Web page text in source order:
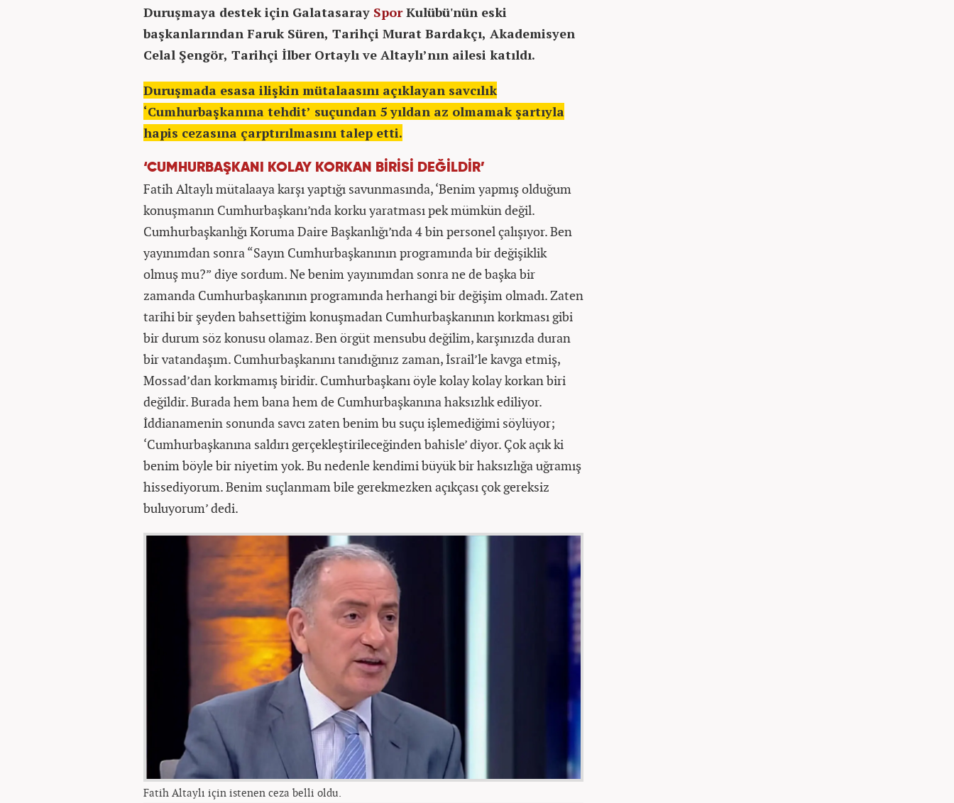
Duruşmaya destek için Galatasaray SporKulübü'nün eski
başkanlarından Faruk Süren, Tarihçi Murat Bardakçı, Akademisyen
Celal Şengör, Tarihçi İlber Ortaylı ve Altaylı’nın ailesi katıldı.
Duruşmada esasa ilişkin mütalaasını açıklayan savcılık
‘Cumhurbaşkanına tehdit’ suçundan 5 yıldan az olmamak şartıyla
hapis cezasına çarptırılmasını talep etti.
‘CUMHURBAŞKANI KOLAY KORKAN BİRİSİ DEĞİLDİR’
Fatih Altaylı mütalaaya karşı yaptığı savunmasında, ‘Benim yapmış olduğum
konuşmanın Cumhurbaşkanı’nda korku yaratması pek mümkün değil.
Cumhurbaşkanlığı Koruma Daire Başkanlığı’nda 4 bin personel çalışıyor. Ben
yayınımdan sonra “Sayın Cumhurbaşkanının programında bir değişiklik
olmuş mu?” diye sordum. Ne benim yayınımdan sonra ne de başka bir
zamanda Cumhurbaşkanının programında herhangi bir değişim olmadı. Zaten
tarihi bir şeyden bahsettiğim konuşmadan Cumhurbaşkanının korkması gibi
bir durum söz konusu olamaz. Ben örgüt mensubu değilim, karşınızda duran
bir vatandaşım. Cumhurbaşkanını tanıdığınız zaman, İsrail’le kavga etmiş,
Mossad’dan korkmamış biridir. Cumhurbaşkanı öyle kolay kolay korkan biri
değildir. Burada hem bana hem de Cumhurbaşkanına haksızlık ediliyor.
İddianamenin sonunda savcı zaten benim bu suçu işlemediğimi söylüyor;
‘Cumhurbaşkanına saldırı gerçekleştirileceğinden bahisle’ diyor. Çok açık ki
benim böyle bir niyetim yok. Bu nedenle kendimi büyük bir haksızlığa uğramış
hissediyorum. Benim suçlanmam bile gerekmezken açıkçası çok gereksiz
buluyorum’ dedi.
Fatih Altaylı için istenen ceza belli oldu.